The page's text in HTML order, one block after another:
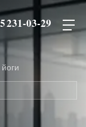
231-03-29